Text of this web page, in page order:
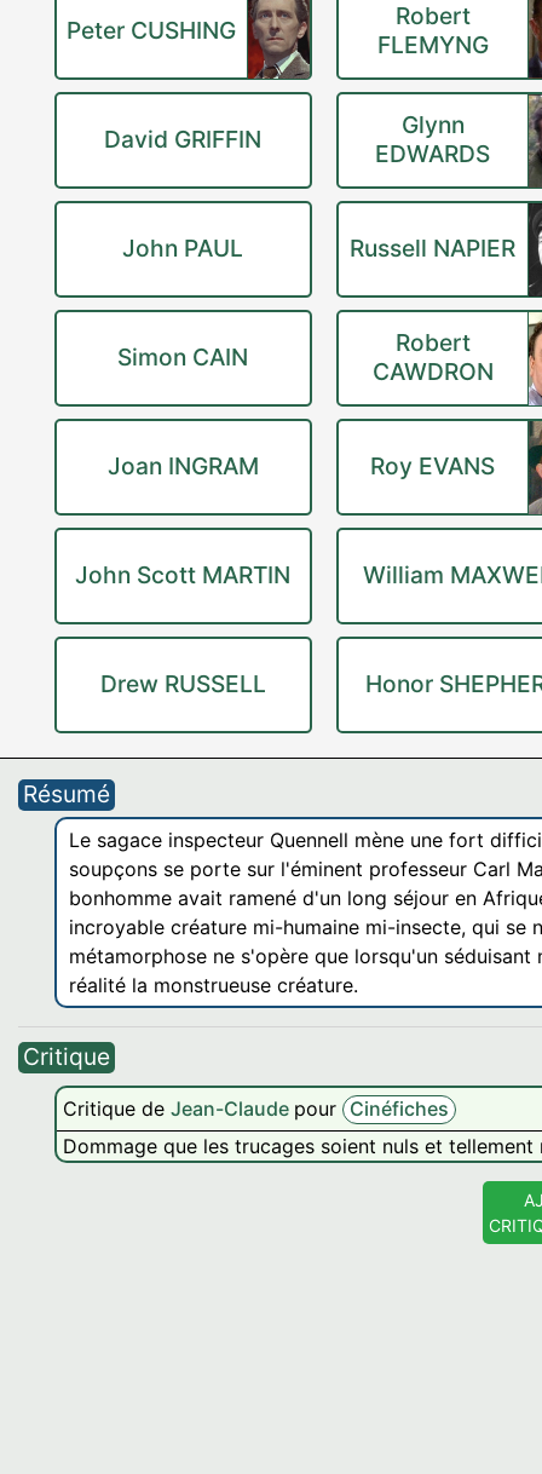
Peter CUSHING
Robert
FLEMYNG
David GRIFFIN
Glynn
EDWARDS
John PAUL Russell NAPIER
Simon CAIN
Robert
CAWDRON
Joan INGRAM Roy EVANS
John Scott MARTIN William
Drew RUSSELL Honor
Résumé
Le sagace inspecteur Quennell mène une fort
soupçons se porte sur l'éminent professeur Carl
bonhomme avait ramené d'un long séjour en
incroyable créature mi-humaine mi-insecte, qui
métamorphose ne s'opère que lorsqu'un
réalité la monstrueuse créature.
Critique
Critique de Jean-Claude pour Cinéfiches
Dommage que les trucages soient nuls et tellement